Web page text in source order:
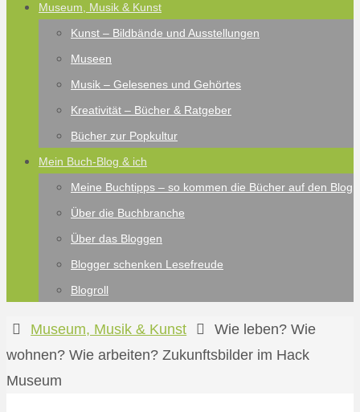
Museum, Musik & Kunst
Kunst – Bildbände und Ausstellungen
Museen
Musik – Gelesenes und Gehörtes
Kreativität – Bücher & Ratgeber
Bücher zur Popkultur
Mein Buch-Blog & ich
Meine Buchtipps – so kommen die Bücher auf den Blog
Über die Buchbranche
Über das Bloggen
Blogger schenken Lesefreude
Blogroll
StartMuseum, Musik & Kunst
Wie leben? Wie
wohnen? Wie arbeiten? Zukunftsbilder im Hack
Museum